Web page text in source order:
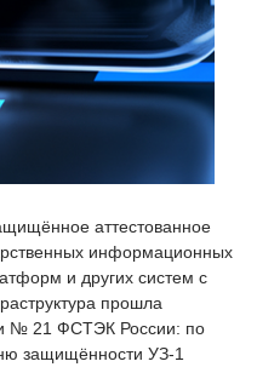
аттестованное
информационных
и других систем с
прошла
№ 21 ФСТЭК России: по
защищённости УЗ-1